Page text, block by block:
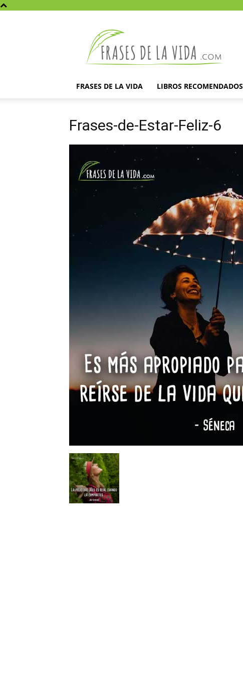
la
vida
FRASES DE LA VIDA LIBROS RECOMENDADOS
Frases-de-Estar-Feliz-6